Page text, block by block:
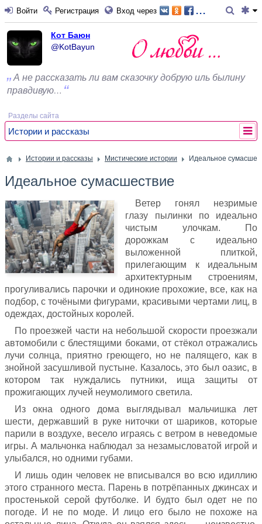
Войти Регистрация Вход через ...
Кот Баюн
@KotBayun
А не рассказать ли вам сказочку добрую иль былину
правдивую…
Разделы сайта
Истории и рассказы
Истории и рассказы Мистические истории Идеальное
Идеальное сумасшествие
Ветер гонял незримые
глазу пылинки по идеально
чистым улочкам. По
дорожкам с идеально
выложенной плиткой,
прилегающим к идеальным
архитектурным строениям,
прогуливались парочки и одинокие прохожие, все, как на
подбор, с точёными фигурами, красивыми чертами лиц, в
одеждах, достойных королей.
По проезжей части на небольшой скорости проезжали
автомобили с блестящими боками, от стёкол отражались
лучи солнца, приятно греющего, но не палящего, как в
знойной засушливой пустыне. Казалось, это был оазис, в
котором так нуждались путники, ища защиты от
прожигающих лучей неумолимого светила.
Из окна одного дома выглядывал мальчишка лет
шести, державший в руке ниточки от шариков, которые
парили в воздухе, весело играясь с ветром в неведомые
игры. А мальчонка наблюдал за незамысловатой игрой и
улыбался, но одними губами.
И лишь один человек не вписывался во всю идиллию
этого странного места. Парень в потрёпанных джинсах и
простенькой серой футболке. И будто был одет не по
погоде. И не по моде. И лицо его было не похоже на